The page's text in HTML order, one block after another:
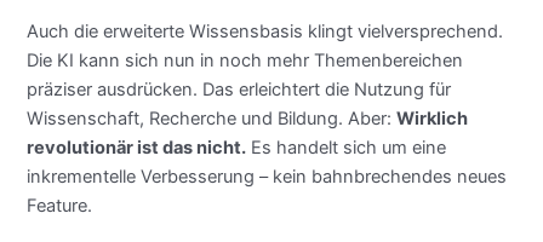
Auch die erweiterte Wissensbasis klingt vielversprechend.
Die KI kann sich nun in noch mehr Themenbereichen
präziser ausdrücken. Das erleichtert die Nutzung für
Wissenschaft, Recherche und Bildung. Aber:Wirklich
revolutionär ist das nicht. Es handelt sich um eine
inkrementelle Verbesserung – kein bahnbrechendes neues
Feature.